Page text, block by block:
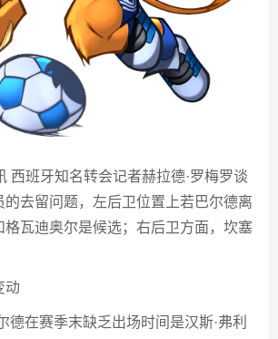
西班牙知名转会记者赫拉德·罗梅罗谈
的去留问题，左后卫位置上若巴尔德离
格瓦迪奥尔是候选；右后卫方面，坎塞
动
德在赛季末缺乏出场时间是汉斯·弗利